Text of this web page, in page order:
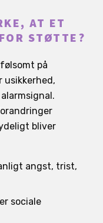
AT ET
STØTTE?
på
usikkerhed,
bliver
angst, trist,
sociale